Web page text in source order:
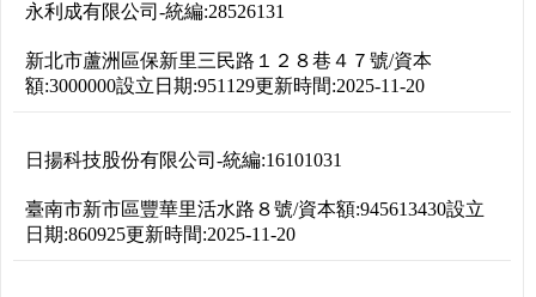
永利成有限公司 -統編:28526131
新北市蘆洲區保新里三民路１２８巷４７號/資本
額:3000000設立日期:951129更新時間:2025-11-20
日揚科技股份有限公司 -統編:16101031
臺南市新市區豐華里活水路８號/資本額:945613430設立
日期:860925更新時間:2025-11-20